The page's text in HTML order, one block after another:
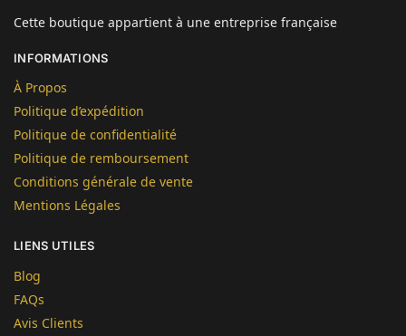
Cette boutique appartient à une entreprise française
INFORMATIONS
À Propos
Politique d’expédition
Politique de confidentialité
Politique de remboursement
Conditions générale de vente
Mentions Légales
LIENS UTILES
Blog
FAQs
Avis Clients